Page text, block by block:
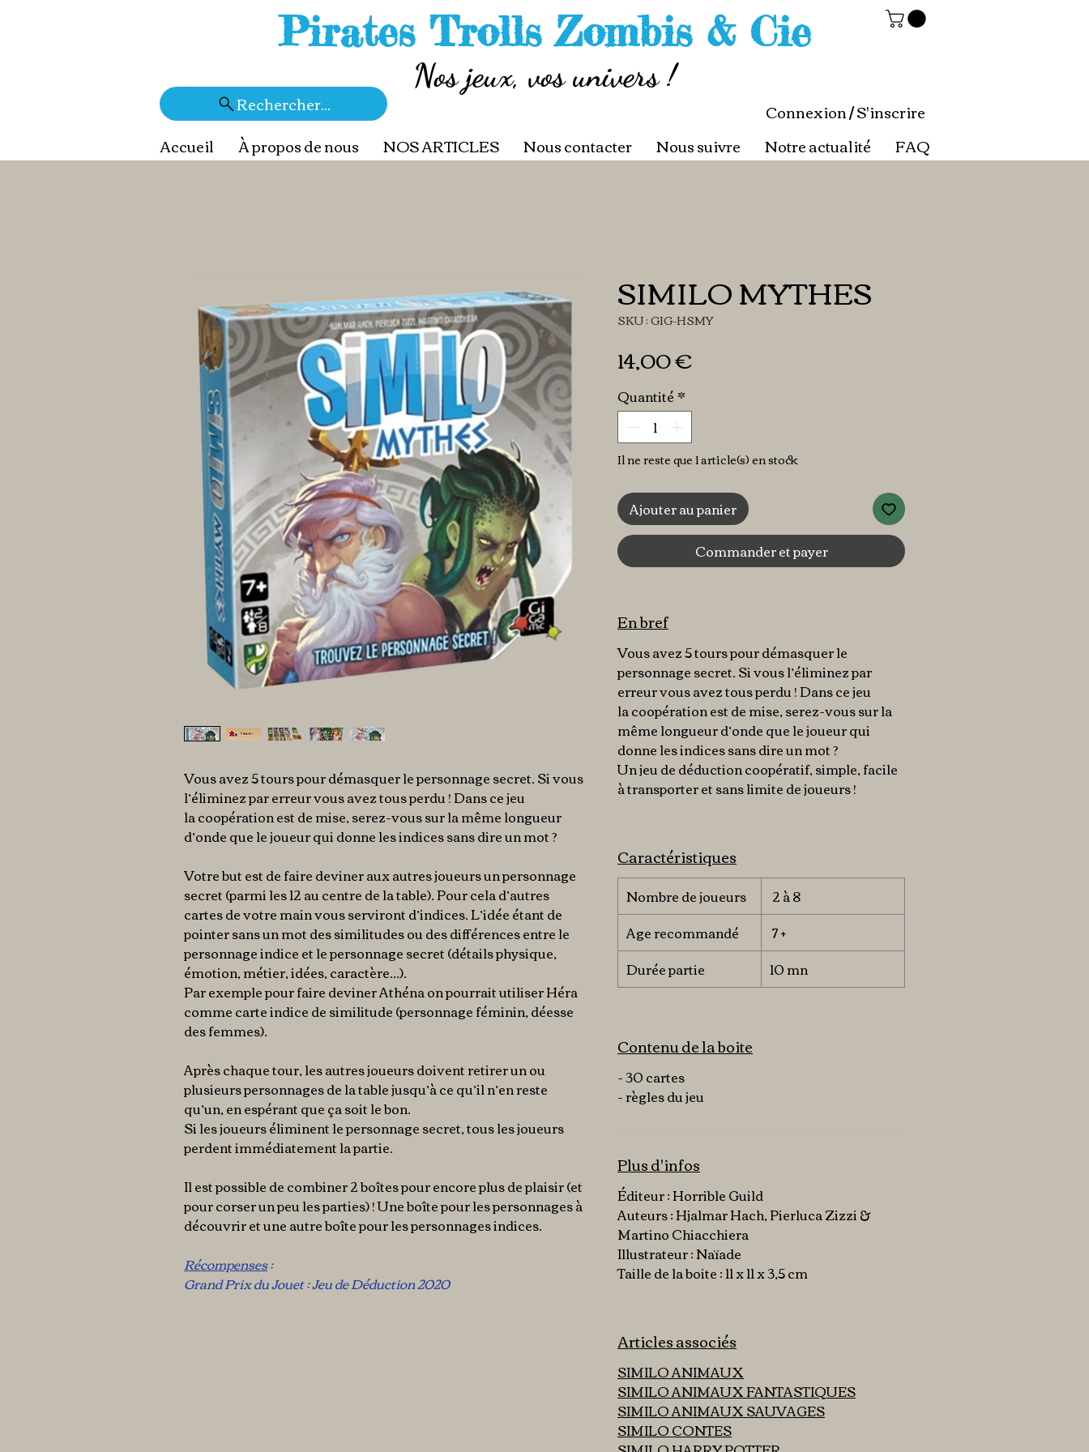
Pirates Trolls Zombis & Cie
Nos jeux, vos univers !
Connexion / S'inscrire
Rechercher...
Accueil
À propos de nous NOS ARTICLES Nous contacter Nous suivre Notre actualité FAQ
Vous avez 5 tours pour démasquer le personnage secret. Si vous
l’éliminez par erreur vous avez tous perdu ! Dans ce jeu
la coopération est de mise, serez-vous sur la même longueur
d’onde que le joueur qui donne les indices sans dire un mot ?
Votre but est de faire deviner aux autres joueurs un personnage
secret (parmi les 12 au centre de la table). Pour cela d’autres
cartes de votre main vous serviront d’indices. L’idée étant de
pointer sans un mot des similitudes ou des différences entre le
personnage indice et le personnage secret (détails physique,
émotion, métier, idées, caractère...).
Par exemple pour faire deviner Athéna on pourrait utiliser Héra
comme carte indice de similitude (personnage féminin, déesse
des femmes).
Après chaque tour, les autres joueurs doivent retirer un ou
plusieurs personnages de la table jusqu’à ce qu’il n’en reste
qu’un, en espérant que ça soit le bon.
Si les joueurs éliminent le personnage secret, tous les joueurs
perdent immédiatement la partie.
Il est possible de combiner 2 boîtes pour encore plus de plaisir (et
pour corser un peu les parties) ! Une boîte pour les personnages à
découvrir et une autre boîte pour les personnages indices.
Récompenses:
Grand Prix du Jouet : Jeu de Déduction 2020
SIMILO MYTHES
SKU : GIG-HSMY
14,00 €Prix
Quantité *
Il ne reste que 1 article(s) en stock
Ajouter au panier
Commander et payer
En bref
Vous avez 5 tours pour démasquer le
personnage secret. Si vous l’éliminez par
erreur vous avez tous perdu ! Dans ce jeu
la coopération est de mise, serez-vous sur la
même longueur d’onde que le joueur qui
donne les indices sans dire un mot ?
Un jeu de déduction coopératif, simple, facile
à transporter et sans limite de joueurs !
Caractéristiques
Nombre de joueurs
2 à 8
Age recommandé
7 +
Durée partie
10 mn
Contenu de la boite
- 30 cartes
- règles du jeu
Plus d'infos
Éditeur : Horrible Guild
Auteurs : Hjalmar Hach, Pierluca Zizzi &
Martino Chiacchiera
Illustrateur : Naïade
Taille de la boite : 11 x 11 x 3,5 cm
Articles associés
SIMILO ANIMAUX
SIMILO ANIMAUX FANTASTIQUES
SIMILO ANIMAUX SAUVAGES
SIMILO CONTES